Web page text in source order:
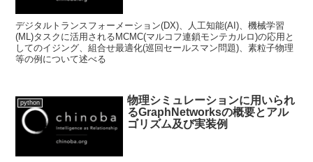
デジタルトランスフォーメーション(DX)、人工知能(AI)、機械学習
(ML)タスクに活用されるMCMC(マルコフ連鎖モンテカルロ)の応用と
してのイジング、組合せ最適化(巡回セールスマン問題)、素粒子物理
等の例について述べる
python
物理シミュレーションに用いられ
るGraphNetworksの概要とアル
ゴリズム及び実装例